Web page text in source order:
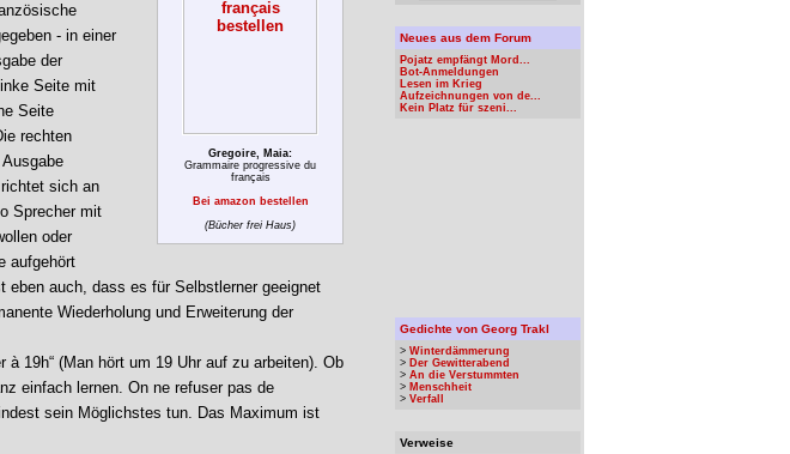
Gregoire, Maia:
Grammaire progressive du
français
Bei amazon bestellen
(Bücher frei Haus)
- in einer
der
Seite mit
Seite
rechten
sich an
Sprecher mit
oder
aufgehört
eben auch, dass es für Selbstlerner geeignet
Wiederholung und Erweiterung der
19h“ (Man hört um 19 Uhr auf zu arbeiten). Ob
einfach lernen. On ne refuser pas de
sein Möglichstes tun. Das Maximum ist
Neues aus dem Forum
Pojatz empfängt Mord...
Bot-Anmeldungen
Lesen im Krieg
Aufzeichnungen von de...
Kein Platz für szeni...
Gedichte von Georg Trakl
> Winterdämmerung
> Der Gewitterabend
> An die Verstummten
> Menschheit
> Verfall
Verweise